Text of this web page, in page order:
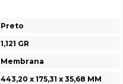
Preto
1,121 GR
Membrana
443,20 x 175,31 x 35,68 MM